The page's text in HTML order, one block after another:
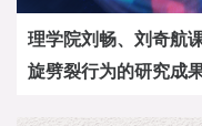
理学院刘畅、刘奇航
旋劈裂行为的研究成